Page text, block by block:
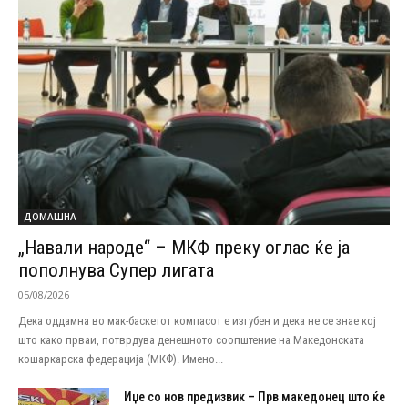
ДОМАШНА
„Навали народе“ – МКФ преку оглас ќе ја
пополнува Супер лигата
05/08/2026
Дека оддамна во мак-баскетот компасот е изгубен и дека не се знае кој
што како прваи, потврдува денешното соопштение на Македонската
кошаркарска федерација (МКФ). Имено...
Иџе со нов предизвик – Прв македонец што ќе